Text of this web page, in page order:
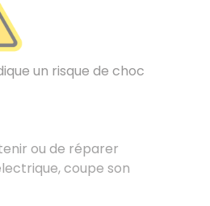
un risque de choc
ou de réparer
coupe son